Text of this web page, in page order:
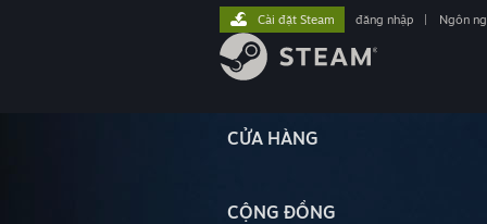
CỬA HÀNG
CỘNG ĐỒNG
Cài đặt Steam đăng nhập Ngôn